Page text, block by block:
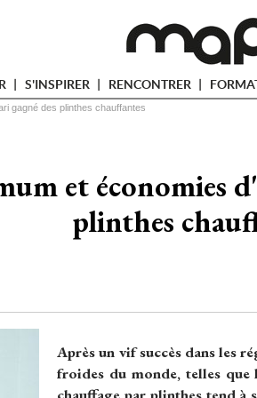
S'INSPIRER RENCONTRER
gagné des plinthes chauffantes
et économies
plinthes
Après un vif succès dans les
froides du monde, telles que